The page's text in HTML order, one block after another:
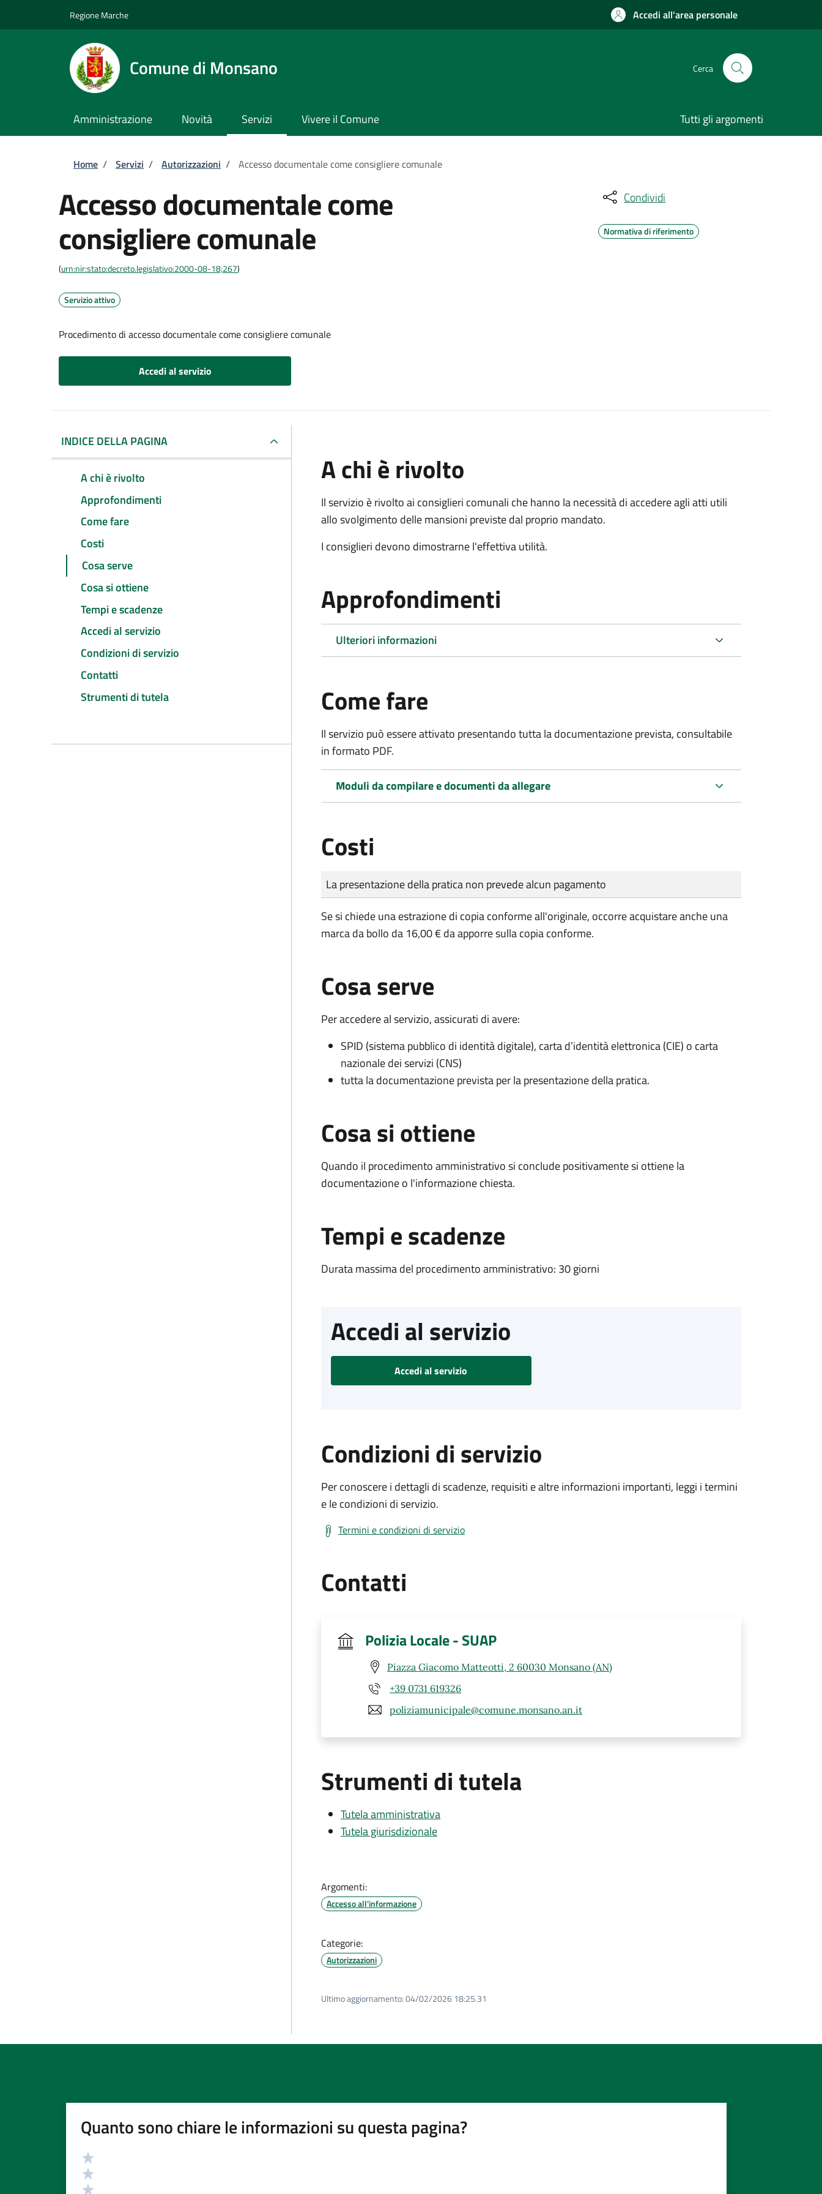
Regione Marche Accedi all'area personale
Comune di Monsano Cerca
Amministrazione Novità Servizi Vivere il Comune Tutti gli argomenti
Briciole di pane
Home / Servizi / Autorizzazioni / Accesso documentale come consigliere comunale
Accesso documentale come
consigliere comunale
(urn:nir:stato:decreto.legislativo:2000-08-18;267)
Servizio attivo
Procedimento di accesso documentale come consigliere comunale
Accedi al servizio
Condividi
Normativa di riferimento
INDICE DELLA PAGINA
A chi è rivolto
Approfondimenti
Come fare
Costi
Cosa serve
Cosa si ottiene
Tempi e scadenze
Accedi al servizio
Condizioni di servizio
Contatti
Strumenti di tutela
A chi è rivolto
Il servizio è rivolto ai consiglieri comunali che hanno la necessità di accedere agli atti utili
allo svolgimento delle mansioni previste dal proprio mandato.
I consiglieri devono dimostrarne l'effettiva utilità.
Approfondimenti
Ulteriori informazioni
Come fare
Il servizio può essere attivato presentando tutta la documentazione prevista, consultabile
in formato PDF.
Moduli da compilare e documenti da allegare
Costi
Tipo di pagamento
Importo
La presentazione della pratica non prevede alcun pagamento
Se si chiede una estrazione di copia conforme all'originale, occorre acquistare anche una
marca da bollo da 16,00 € da apporre sulla copia conforme.
Cosa serve
Per accedere al servizio, assicurati di avere:
SPID (sistema pubblico di identità digitale), carta d’identità elettronica (CIE) o carta
nazionale dei servizi (CNS)
tutta la documentazione prevista per la presentazione della pratica.
Cosa si ottiene
Quando il procedimento amministrativo si conclude positivamente si ottiene la
documentazione o l'informazione chiesta.
Tempi e scadenze
Durata massima del procedimento amministrativo: 30 giorni
Accedi al servizio
Accedi al servizio
Condizioni di servizio
Per conoscere i dettagli di scadenze, requisiti e altre informazioni importanti, leggi i termini
e le condizioni di servizio.
Termini e condizioni di servizio
Contatti
Polizia Locale - SUAP
Piazza Giacomo Matteotti, 2 60030 Monsano (AN)
+39 0731 619326
poliziamunicipale@comune.monsano.an.it
Strumenti di tutela
Tutela amministrativa
Tutela giurisdizionale
Argomenti:
Accesso all'informazione
Categorie:
Autorizzazioni
Ultimo aggiornamento:04/02/2026 18:25.31
Quanto sono chiare le informazioni su questa pagina?
Valutazione